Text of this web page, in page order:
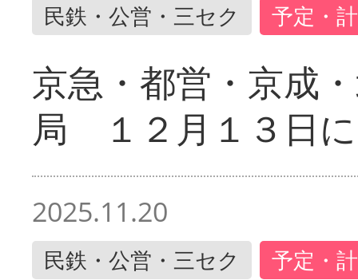
民鉄・公営・三セク 予定・
京急・都営・京成
局 １２月１３日
2025.11.20
民鉄・公営・三セク 予定・